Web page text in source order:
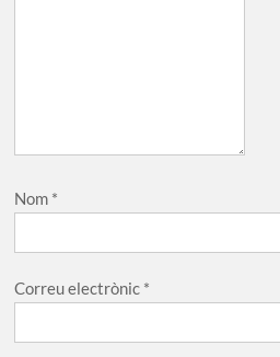
Nom *
Correu electrònic *